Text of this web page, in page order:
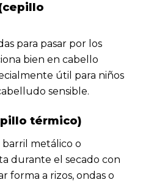
para pasar por los
bien en cabello
útil para niños
sensible.
térmico)
metálico o
durante el secado con
forma a rizos, ondas o